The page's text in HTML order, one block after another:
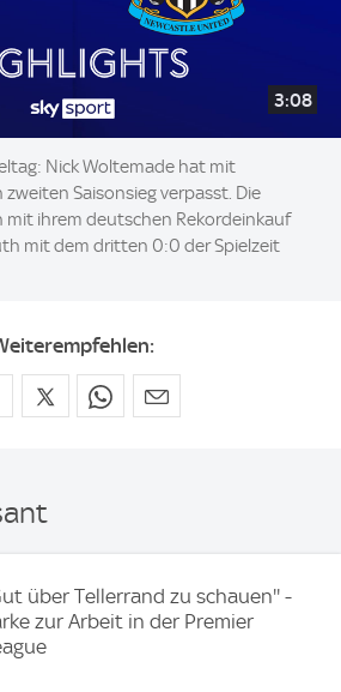
3:08
Nick Woltemade hat mit
Saisonsieg verpasst. Die
mit ihrem deutschen Rekordeinkauf
mit dem dritten 0:0 der Spielzeit
über Tellerrand zu schauen'' -
zur Arbeit in der Premier